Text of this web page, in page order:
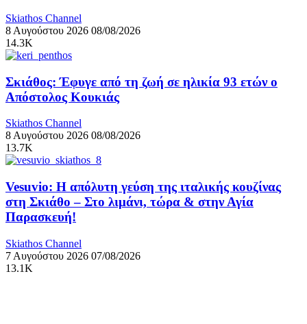
Skiathos Channel
8 Αυγούστου 2026 08/08/2026
14.3K
Σκιάθος: Έφυγε από τη ζωή σε ηλικία 93 ετών ο
Απόστολος Κουκιάς
Skiathos Channel
8 Αυγούστου 2026 08/08/2026
13.7K
Vesuvio: Η απόλυτη γεύση της ιταλικής κουζίνας
στη Σκιάθο – Στο λιμάνι, τώρα & στην Αγία
Παρασκευή!
Skiathos Channel
7 Αυγούστου 2026 07/08/2026
13.1K